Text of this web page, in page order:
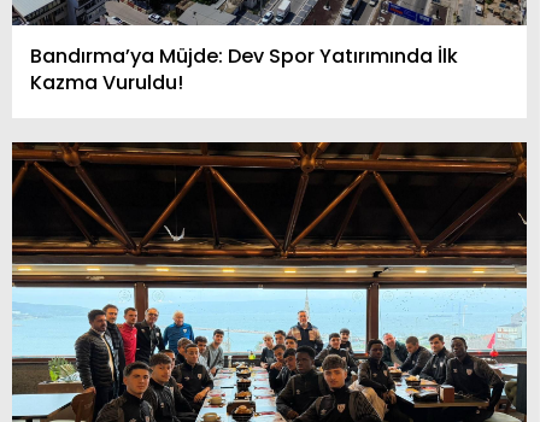
Bandırma’ya Müjde: Dev Spor Yatırımında İlk
Kazma Vuruldu!